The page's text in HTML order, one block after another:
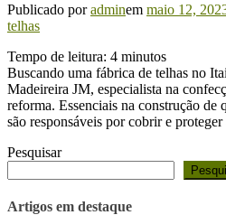
Publicado poradminem maio 12,
telhas
Tempo de leitura: 4 minutos
Buscando uma fábrica de telhas no
Madeireira JM, especialista na
reforma. Essenciais na construção de
são responsáveis por cobrir e
Pesquisar
Artigos em destaque